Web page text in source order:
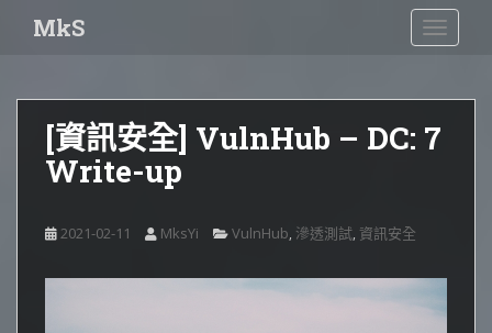
MkS
[資訊安全] VulnHub – DC: 7
Write-up
2021-02-11 MksYi VulnHub, 滲透測試, 資訊安全